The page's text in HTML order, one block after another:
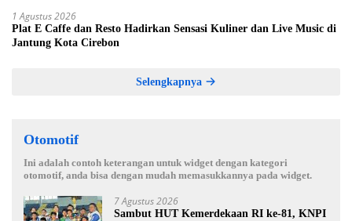
1 Agustus 2026
Plat E Caffe dan Resto Hadirkan Sensasi Kuliner dan Live Music di
Jantung Kota Cirebon
Selengkapnya
Otomotif
Ini adalah contoh keterangan untuk widget dengan kategori
otomotif, anda bisa dengan mudah memasukkannya pada widget.
7 Agustus 2026
Sambut HUT Kemerdekaan RI ke-81, KNPI